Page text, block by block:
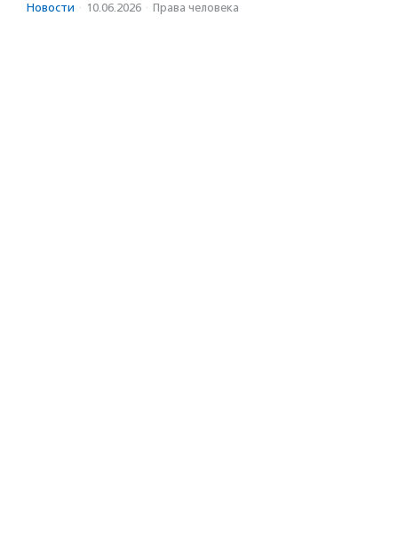
Новости · 10.06.2026 · Права человека